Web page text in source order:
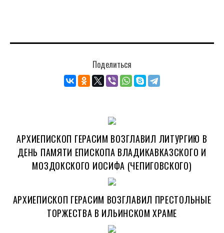
Поделиться
АРХИЕПИСКОП ГЕРАСИМ ВОЗГЛАВИЛ ЛИТУРГИЮ В
ДЕНЬ ПАМЯТИ ЕПИСКОПА ВЛАДИКАВКАЗСКОГО И
МОЗДОКСКОГО ИОСИФА (ЧЕПИГОВСКОГО)
АРХИЕПИСКОП ГЕРАСИМ ВОЗГЛАВИЛ ПРЕСТОЛЬНЫЕ
ТОРЖЕСТВА В ИЛЬИНСКОМ ХРАМЕ